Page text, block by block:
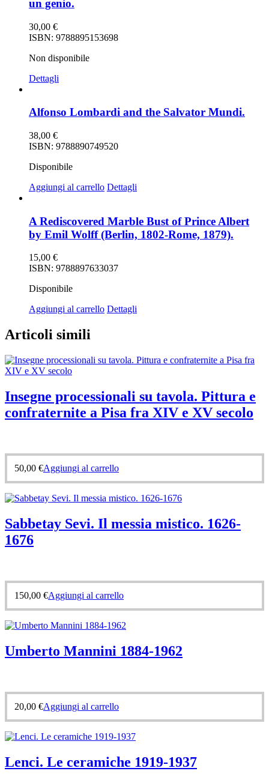
un genio.
30,00 €
ISBN: 9788895153698
Non disponibile
Dettagli
Alfonso Lombardi and the Salvator Mundi.
38,00 €
ISBN: 9788890749520
Disponibile
Aggiungi al carrello Dettagli
A Rediscovered Marble Bust of Prince Albert
by Emil Wolff (Berlin, 1802-Rome, 1879).
15,00 €
ISBN: 9788897633037
Disponibile
Aggiungi al carrello Dettagli
Articoli simili
Insegne processionali su tavola. Pittura e
confraternite a Pisa fra XIV e XV secolo
50,00 €Aggiungi al carrello
Sabbetay Sevi. Il messia mistico. 1626-
1676
150,00 €Aggiungi al carrello
Umberto Mannini 1884-1962
20,00 €Aggiungi al carrello
Lenci. Le ceramiche 1919-1937